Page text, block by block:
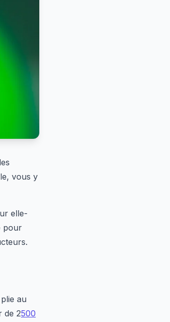
vous y
elle-
pour
au
de 2500